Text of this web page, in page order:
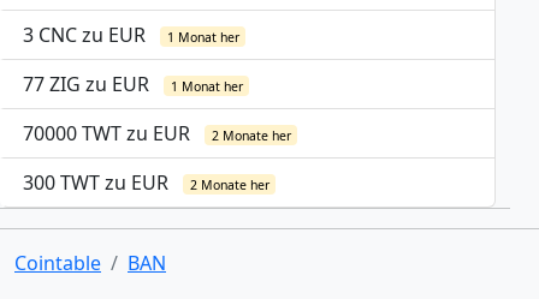
3 CNC zu EUR 1 Monat her
77 ZIG zu EUR 1 Monat her
70000 TWT zu EUR 2 Monate her
300 TWT zu EUR 2 Monate her
Cointable BAN